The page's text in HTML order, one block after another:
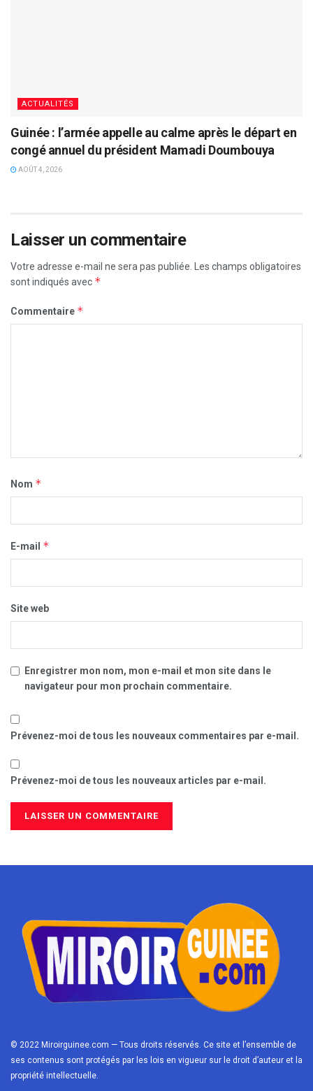
ACTUALITÉS
Guinée : l’armée appelle au calme après le départ en
congé annuel du président Mamadi Doumbouya
AOÛT 4, 2026
Laisser un commentaire
Votre adresse e-mail ne sera pas publiée.
Les champs obligatoires
sont indiqués avec *
Commentaire *
Nom *
E-mail *
Site web
Enregistrer mon nom, mon e-mail et mon site dans le
navigateur pour mon prochain commentaire.
Prévenez-moi de tous les nouveaux commentaires par e-mail.
Prévenez-moi de tous les nouveaux articles par e-mail.
© 2022 Miroirguinee.com — Tous droits réservés. Ce site et l’ensemble de
ses contenus sont protégés par les lois en vigueur sur le droit d’auteur et la
propriété intellectuelle.